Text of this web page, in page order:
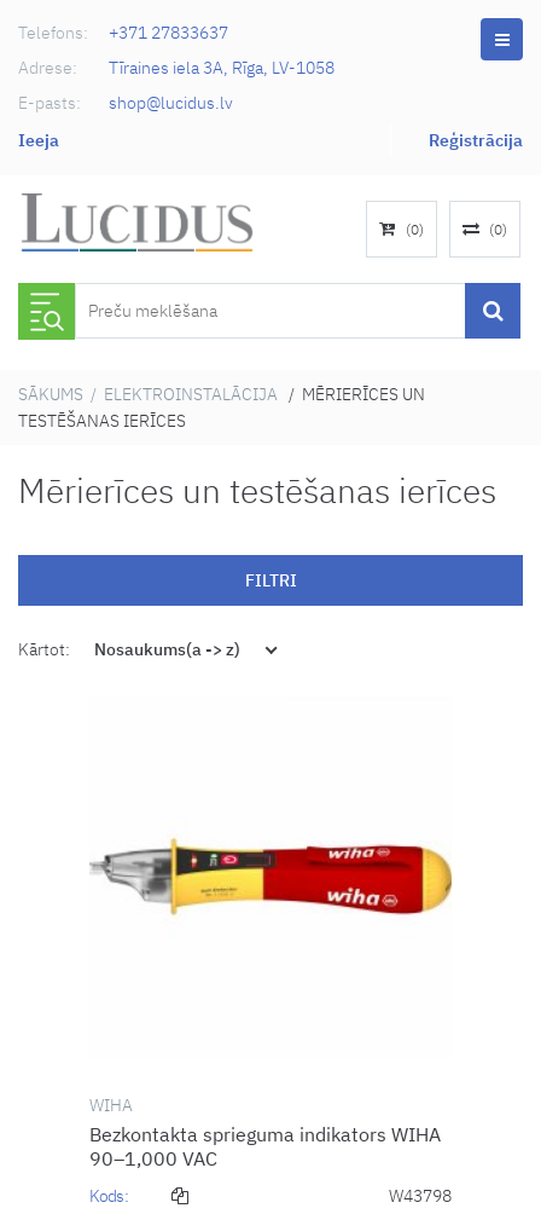
Telefons:
+371 27833637
Adrese:
Tīraines iela 3A, Rīga, LV-1058
E-pasts:
shop@lucidus.lv
Ieeja
Reģistrācija
(0) (0)
SĀKUMS / ELEKTROINSTALĀCIJA / MĒRIERĪCES UN
TESTĒŠANAS IERĪCES
Mērierīces un testēšanas ierīces
FILTRI
Kārtot: Nosaukums(a -> z)
WIHA
Bezkontakta sprieguma indikators WIHA
90–1,000 VAC
Kods:
W43798